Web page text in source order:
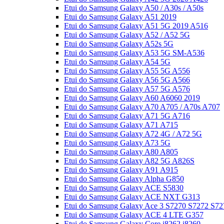
Etui do Samsung Galaxy A50 / A30s / A50s
Etui do Samsung Galaxy A51 2019
Etui do Samsung Galaxy A51 5G 2019 A516
Etui do Samsung Galaxy A52 / A52 5G
Etui do Samsung Galaxy A52s 5G
Etui do Samsung Galaxy A53 5G SM-A536
Etui do Samsung Galaxy A54 5G
Etui do Samsung Galaxy A55 5G A556
Etui do Samsung Galaxy A56 5G A566
Etui do Samsung Galaxy A57 5G A576
Etui do Samsung Galaxy A60 A6060 2019
Etui do Samsung Galaxy A70 A705 / A70s A707
Etui do Samsung Galaxy A71 5G A716
Etui do Samsung Galaxy A71 A715
Etui do Samsung Galaxy A72 4G / A72 5G
Etui do Samsung Galaxy A73 5G
Etui do Samsung Galaxy A80 A805
Etui do Samsung Galaxy A82 5G A826S
Etui do Samsung Galaxy A91 A915
Etui do Samsung Galaxy Alpha G850
Etui do Samsung Galaxy ACE S5830
Etui do Samsung Galaxy ACE NXT G313
Etui do Samsung Galaxy Ace 3 S7270 S7272
Etui do Samsung Galaxy ACE 4 LTE G357